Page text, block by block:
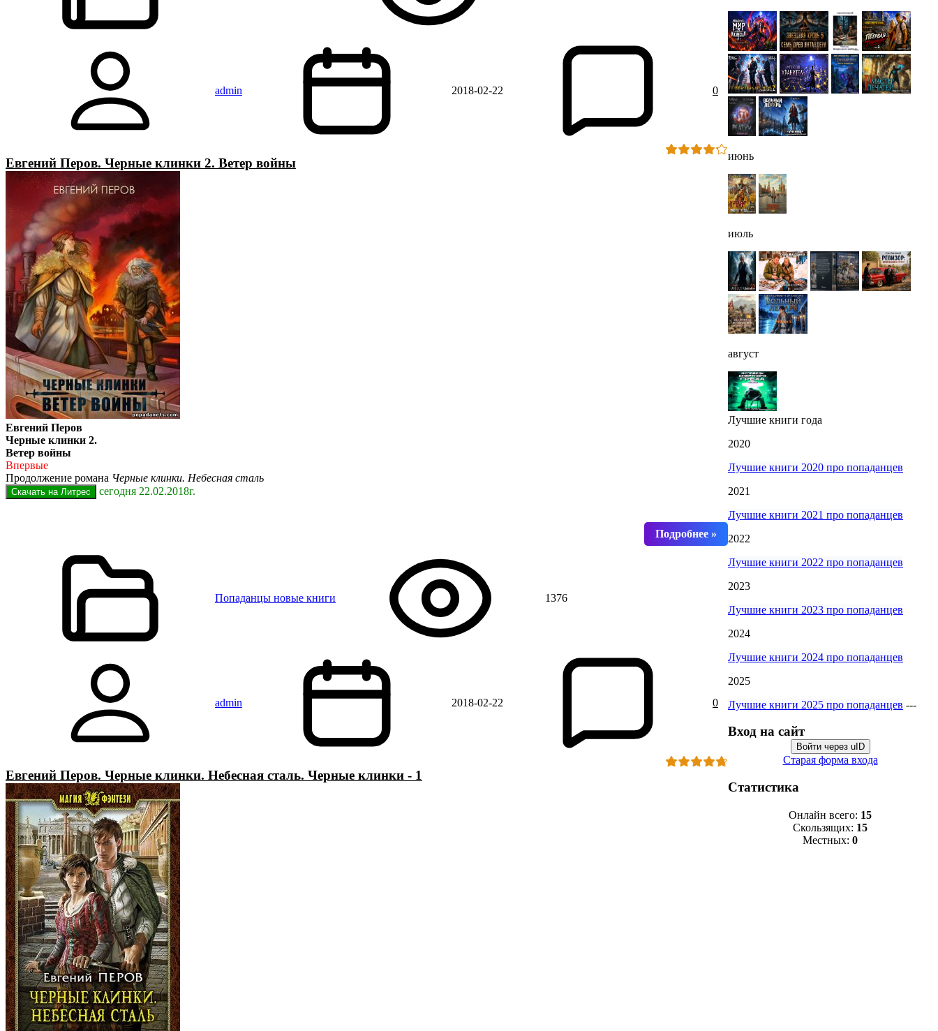
admin 2018-02-22 0
Евгений Перов. Черные клинки 2. Ветер войны
Евгений Перов
Черные клинки 2.
Ветер войны
Впервые
Продолжение романа Черные клинки. Небесная сталь
сегодня 22.02.2018г.
Попаданцы новые книги 1376
admin 2018-02-22 0
Евгений Перов. Черные клинки. Небесная сталь. Черные клинки - 1
июнь
июль
август
Лучшие книги года
2020
Лучшие книги 2020 про попаданцев
2021
Лучшие книги 2021 про попаданцев
2022
Лучшие книги 2022 про попаданцев
2023
Лучшие книги 2023 про попаданцев
2024
Лучшие книги 2024 про попаданцев
2025
Лучшие книги 2025 про попаданцев ---
Вход на сайт
Войти через uID
Старая форма входа
Статистика
Онлайн всего: 15
Скользящих: 15
Местных: 0